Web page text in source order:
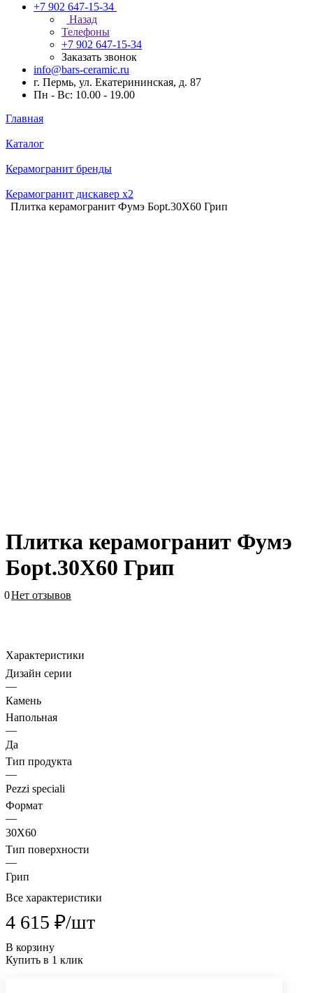
+7 902 647-15-34
Назад
Телефоны
+7 902 647-15-34
Заказать звонок
info@bars-ceramic.ru
г. Пермь, ул. Екатерининская, д. 87
Пн - Вс: 10.00 - 19.00
Главная
Каталог
Керамогранит бренды
Керамогранит дискавер x2
Плитка керамогранит Фумэ Борt.30X60 Грип
Плитка керамогранит Фумэ
Борt.30X60 Грип
0Нет отзывов
Характеристики
Дизайн серии
—
Камень
Напольная
—
Да
Тип продукта
—
Pezzi speciali
Формат
—
30X60
Тип поверхности
—
Грип
Все характеристики
4 615 ₽/шт
В корзину
Купить в 1 клик